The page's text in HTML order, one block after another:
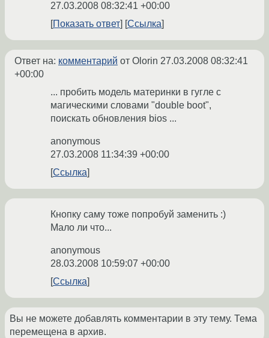
27.03.2008 08:32:41 +00:00
Показать ответ
Ссылка
Ответ на: комментарий от Olorin 27.03.2008 08:32:41
+00:00
... пробить модель материнки в гугле с
магическими словами "double boot",
поискать обновления bios ...
anonymous
27.03.2008 11:34:39 +00:00
Ссылка
Кнопку саму тоже попробуй заменить :)
Мало ли что...
anonymous
28.03.2008 10:59:07 +00:00
Ссылка
Вы не можете добавлять комментарии в эту тему. Тема
перемещена в архив.